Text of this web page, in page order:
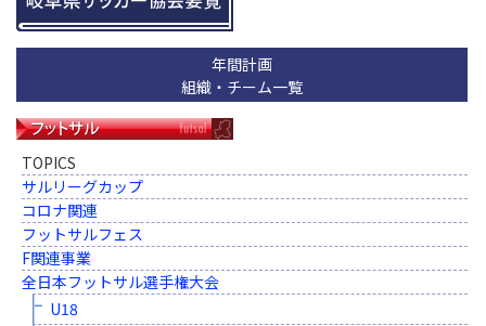
年間計画
組織・チーム一覧
TOPICS
サルリーグカップ
コロナ関連
フットサルフェス
F関連事業
全日本フットサル選手権大会
U18